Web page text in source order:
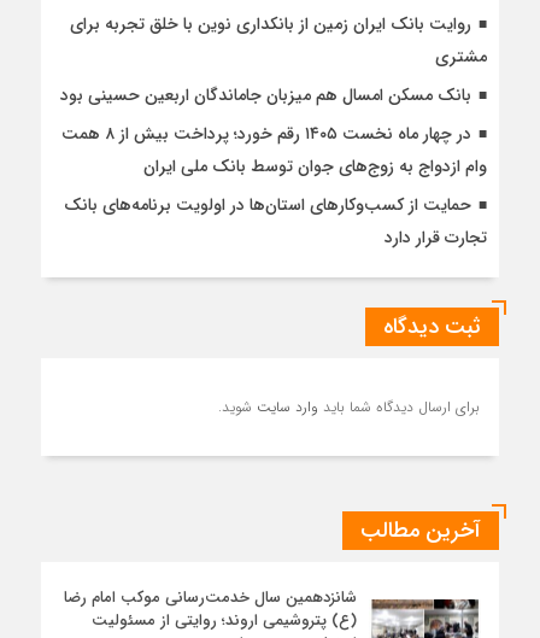
روایت بانک ایران زمین از بانکداری نوین با خلق تجربه برای
مشتری
بانک مسکن امسال هم میزبان جاماندگان اربعین حسینی بود
در چهار ماه نخست ۱۴۰۵ رقم خورد؛ پرداخت بیش از ۸ همت
وام ازدواج به زوج‌های جوان توسط بانک ملی ایران
حمایت از کسب‌وکارهای استان‌ها در اولویت برنامه‌های بانک
تجارت قرار دارد
ثبت دیدگاه
برای ارسال دیدگاه شما باید وارد سایت شوید.
آخرین مطالب
شانزدهمین سال خدمت‌رسانی موکب امام رضا
(ع) پتروشیمی اروند؛ روایتی از مسئولیت